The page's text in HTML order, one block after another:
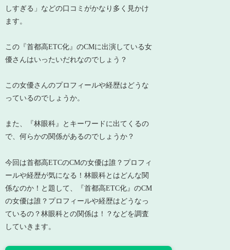
しすぎる」などの口コミがかなり多く見かけ
ます。
この『首都高ETC化』のCMに出演している女
優さんはいったいだれなのでしょう？
この女優さんのプロフィールや経歴はどうな
っているのでしょうか。
また、『林眼科』とキーワードに出てくるの
で、何らかの関係があるのでしょうか？
今回は首都高ETCのCMの女優は誰？プロフィ
ールや経歴が気になる！林眼科とはどんな関
係なのか！と題して、『首都高ETC化』のCM
の女優は誰？プロフィールや経歴はどうなっ
ているの？林眼科との関係は！？などを調査
していきます。